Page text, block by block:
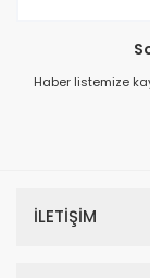
Haber listemize
İLETİŞİM